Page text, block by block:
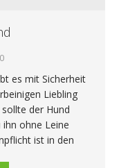
0
es mit Sicherheit
Liebling
der Hund
ohne Leine
ist in den